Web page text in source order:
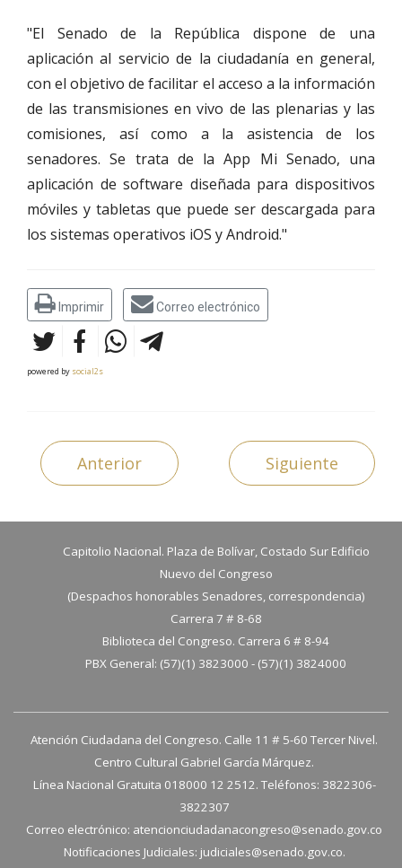
"El Senado de la República dispone de una
aplicación al servicio de la ciudadanía en general,
con el objetivo de facilitar el acceso a la información
de las transmisiones en vivo de las plenarias y las
comisiones, así como a la asistencia de los
senadores. Se trata de la App Mi Senado, una
aplicación de software diseñada para dispositivos
móviles y tabletas que puede ser descargada para
los sistemas operativos iOS y Android."
Imprimir Correo electrónico
powered by social2s
Anterior Siguiente
Capitolio Nacional. Plaza de Bolívar, Costado Sur Edificio
Nuevo del Congreso
(Despachos honorables Senadores, correspondencia)
Carrera 7 # 8-68
Biblioteca del Congreso. Carrera 6 # 8-94
PBX General: (57)(1) 3823000 - (57)(1) 3824000
Atención Ciudadana del Congreso. Calle 11 # 5-60 Tercer Nivel.
Centro Cultural Gabriel García Márquez.
Línea Nacional Gratuita 018000 12 2512. Teléfonos: 3822306-
3822307
Correo electrónico: atencionciudadanacongreso@senado.gov.co
Notificaciones Judiciales: judiciales@senado.gov.co.